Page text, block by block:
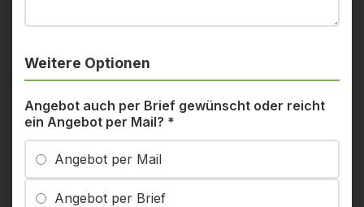
Weitere Optionen
Angebot auch per Brief gewünscht oder reicht
ein Angebot per Mail? *
Angebot per Mail
Angebot per Brief